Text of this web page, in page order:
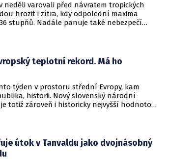
neděli varovali před návratem tropických
hrozit i zítra, kdy odpolední maxima
stupňů. Nadále panuje také nebezpečí
teplotní rekord. Má ho
týden v prostoru střední Evropy, kam
historii. Nový slovenský národní
totiž zároveň i historicky nejvyšší hodnotou
útok v Tanvaldu jako dvojnásobný